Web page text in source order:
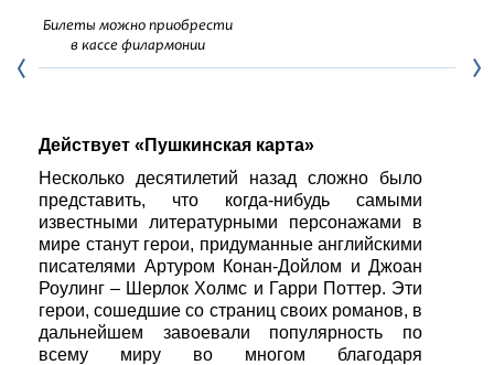
Билеты можно приобрести
в кассе филармонии
Действует «Пушкинская карта»
Несколько десятилетий назад сложно было
представить, что когда-нибудь самыми
известными литературными персонажами в
мире станут герои, придуманные английскими
писателями Артуром Конан-Дойлом и Джоан
Роулинг – Шерлок Холмс и Гарри Поттер. Эти
герои, сошедшие со страниц своих романов, в
дальнейшем завоевали популярность по
всему миру во многом благодаря